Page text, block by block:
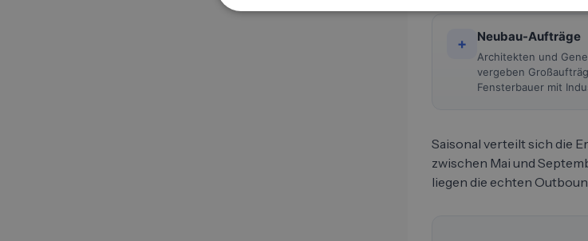
+ Neubau-Aufträge
Architekten und
vergeben
Fensterbauer mit
Saisonal verteilt sich die
zwischen Mai und
liegen die echten